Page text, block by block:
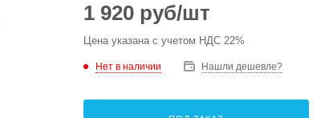
1 920 руб/шт
Цена указана с учетом НДС 22%
Нет в наличии Нашли дешевле?